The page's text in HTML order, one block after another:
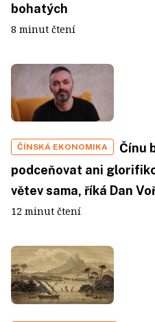
bohatých
8 minut čtení
ČÍNSKÁ EKONOMIKA
Čínu
podceňovat ani
větev sama, říká Dan
12 minut čtení